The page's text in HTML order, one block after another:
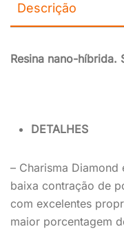
Descrição
Resina nano-híbrida.
DETALHES
– Charisma
baixa contração de
com excelentes
maior porcentagem